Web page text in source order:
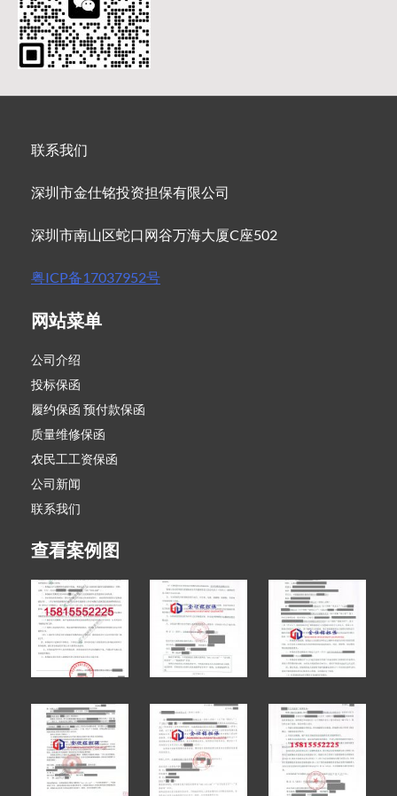
联系我们
深圳市金仕铭投资担保有限公司
深圳市南山区蛇口网谷万海大厦C座502
粤ICP备17037952号
网站菜单
公司介绍
投标保函
履约保函 预付款保函
质量维修保函
农民工工资保函
公司新闻
联系我们
查看案例图